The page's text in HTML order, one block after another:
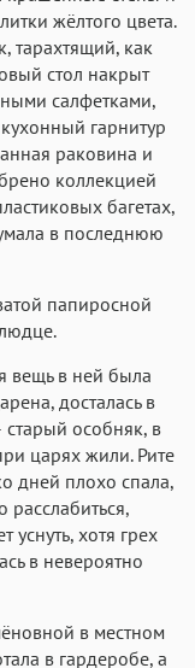
жёлтого цвета.
тарахтящий, как
стол накрыт
салфетками,
кухонный гарнитур
раковина и
коллекцией
багетах,
в последнюю
папиросной
вещь в ней была
досталась в
старый особняк, в
царях жили. Рите
дней плохо спала,
уснуть, хотя грех
в невероятно
в местном
в гардеробе, а